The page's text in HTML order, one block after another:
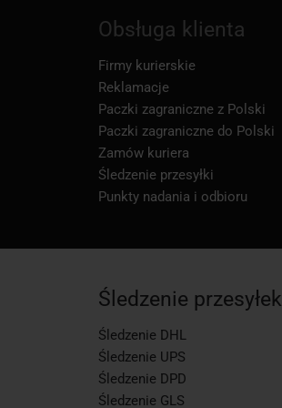
Obsługa klienta
Firmy kurierskie
Reklamacje
Paczki zagraniczne z Polski
Paczki zagraniczne do Polski
Zamów kuriera
Śledzenie przesyłki
Punkty nadania i odbioru
Śledzenie przesyłek
Śledzenie DHL
Śledzenie UPS
Śledzenie DPD
Śledzenie GLS